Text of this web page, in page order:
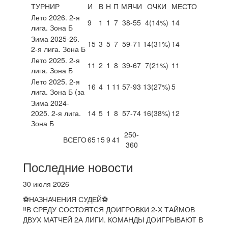
ТУРНИР
И В Н П МЯЧИ ОЧКИ МЕСТО
Лето 2026. 2-я
лига. Зона Б
9 1 1 7 38-55 4(14%) 14
Зима 2025-26.
2-я лига. Зона Б 15 3 5 7 59-71 14(31%) 14
Лето 2025. 2-я
лига. Зона Б
11 2 1 8 39-67 7(21%) 11
Лето 2025. 2-я
лига. Зона Б (за 16 4 1 11 57-93 13(27%)5
Зима 2024-
2025. 2-я лига.
Зона Б
14 5 1 8 57-74 16(38%) 12
ВСЕГО65159 41 250-
360
Последние новости
30 июля 2026
⚽НАЗНАЧЕНИЯ СУДЕЙ⚽
‼В СРЕДУ СОСТОЯТСЯ ДОИГРОВКИ 2-Х ТАЙМОВ
ДВУХ МАТЧЕЙ 2А ЛИГИ. КОМАНДЫ ДОИГРЫВАЮТ В